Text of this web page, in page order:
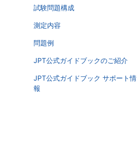
試験問題構成
測定内容
問題例
JPT公式ガイドブックのご紹介
JPT公式ガイドブック サポート情
報